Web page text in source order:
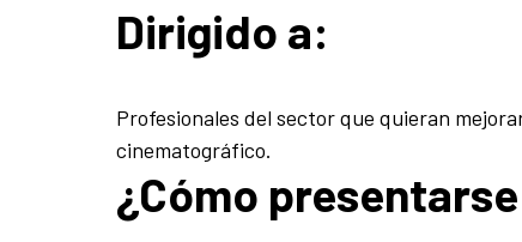
Dirigido a:
Profesionales del sector que quieran
cinematográfico.
¿Cómo